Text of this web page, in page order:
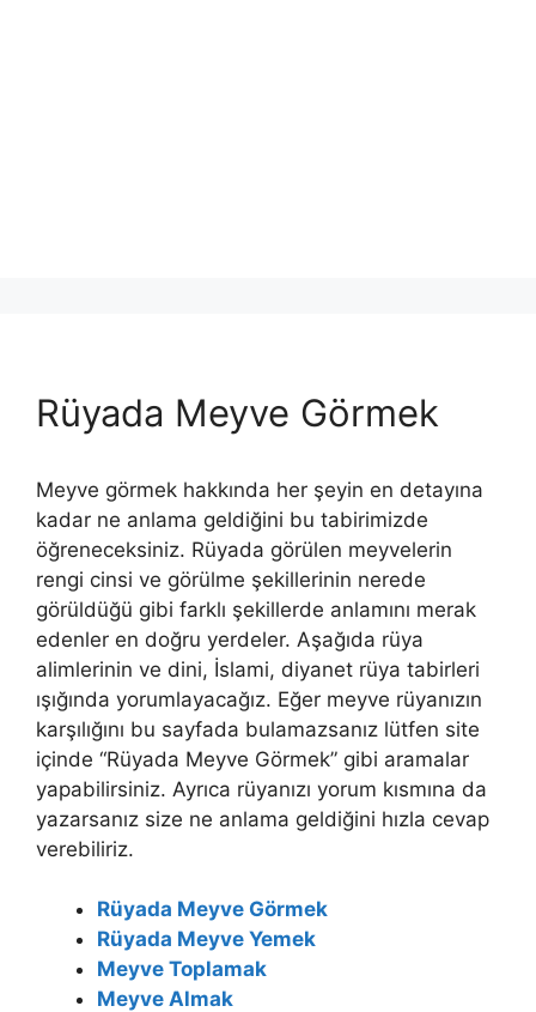
Rüyada Meyve Görmek
Meyve görmek hakkında her şeyin en detayına
kadar ne anlama geldiğini bu tabirimizde
öğreneceksiniz. Rüyada görülen meyvelerin
rengi cinsi ve görülme şekillerinin nerede
görüldüğü gibi farklı şekillerde anlamını merak
edenler en doğru yerdeler. Aşağıda rüya
alimlerinin ve dini, İslami, diyanet rüya tabirleri
ışığında yorumlayacağız. Eğer meyve rüyanızın
karşılığını bu sayfada bulamazsanız lütfen site
içinde “Rüyada Meyve Görmek” gibi aramalar
yapabilirsiniz. Ayrıca rüyanızı yorum kısmına da
yazarsanız size ne anlama geldiğini hızla cevap
verebiliriz.
Rüyada Meyve Görmek
Rüyada Meyve Yemek
Meyve Toplamak
Meyve Almak